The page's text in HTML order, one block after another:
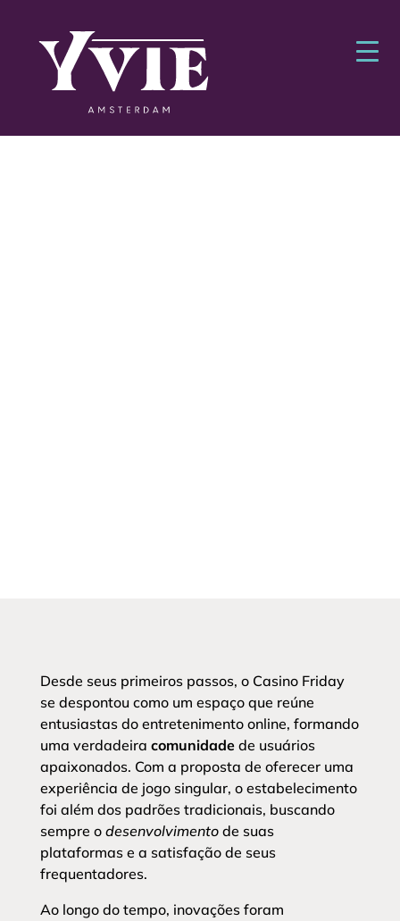
Desde seus primeiros passos, o Casino Friday
se despontou como um espaço que reúne
entusiastas do entretenimento online, formando
uma verdadeira comunidadede usuários
apaixonados. Com a proposta de oferecer uma
experiência de jogo singular, o estabelecimento
foi além dos padrões tradicionais, buscando
sempre o desenvolvimentode suas
plataformas e a satisfação de seus
frequentadores.
Ao longo do tempo, inovações foram